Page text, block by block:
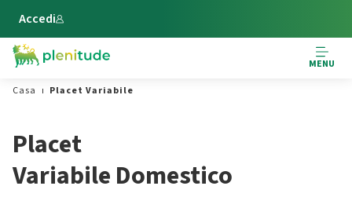
Vai al contenuto principale
Accedi
MENU
Casa
Placet Variabile
Placet
Variabile Domestico